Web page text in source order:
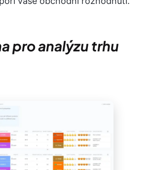
pro analýzu trhu